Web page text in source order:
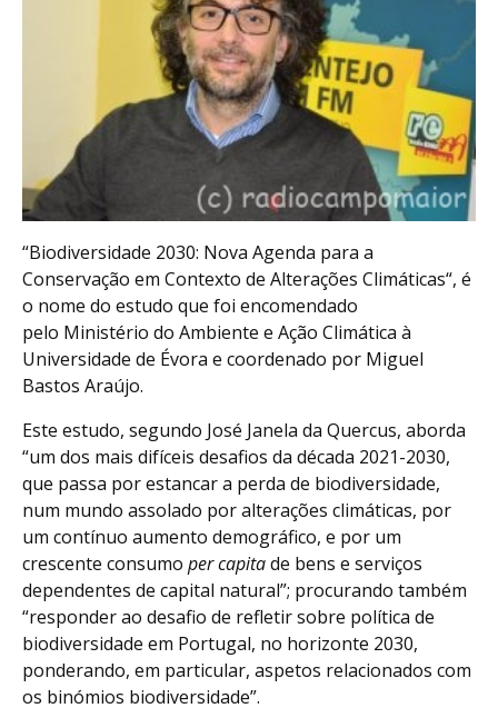
“Biodiversidade 2030: Nova Agenda para a
Conservação em Contexto de Alterações Climáticas“, é
o nome do estudo que foi encomendado
pelo Ministério do Ambiente e Ação Climática à
Universidade de Évora e coordenado por Miguel
Bastos Araújo.
Este estudo, segundo José Janela da Quercus, aborda
“um dos mais difíceis desafios da década 2021-2030,
que passa por estancar a perda de biodiversidade,
num mundo assolado por alterações climáticas, por
um contínuo aumento demográfico, e por um
crescente consumo per capitade bens e serviços
dependentes de capital natural”; procurando também
“responder ao desafio de refletir sobre política de
biodiversidade em Portugal, no horizonte 2030,
ponderando, em particular, aspetos relacionados com
os binómios biodiversidade”.